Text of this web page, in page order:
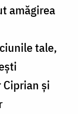
amăgirea
tale,
și